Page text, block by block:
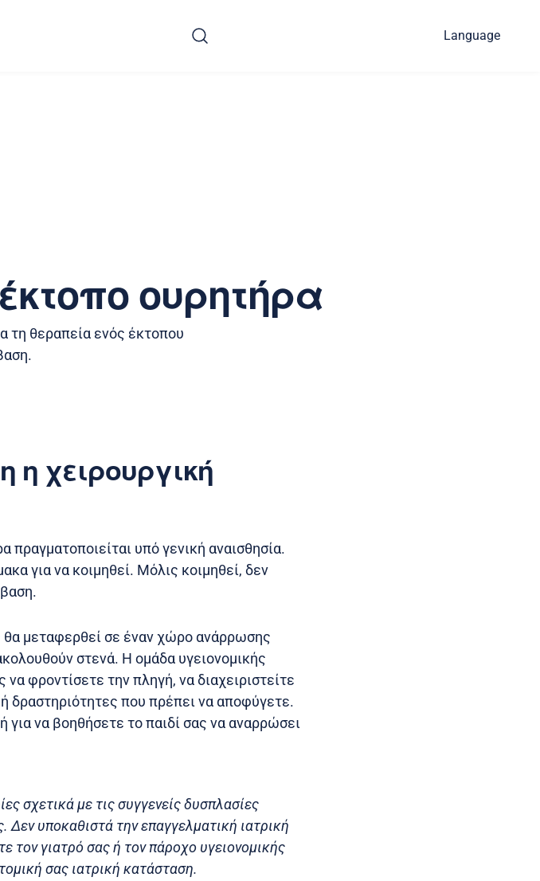
Language
ουρητήρα
τη θεραπεία ενός έκτοπου
η χειρουργική
υπό γενική αναισθησία.
για να κοιμηθεί. Μόλις κοιμηθεί, δεν
θα μεταφερθεί σε έναν χώρο ανάρρωσης
στενά. Η ομάδα υγειονομικής
φροντίσετε την πληγή, να διαχειριστείτε
δραστηριότητες που πρέπει να αποφύγετε.
να βοηθήσετε το παιδί σας να αναρρώσει
σχετικά με τις συγγενείς δυσπλασίες
υποκαθιστά την επαγγελματική ιατρική
τον γιατρό σας ή τον πάροχο υγειονομικής
σας ιατρική κατάσταση.